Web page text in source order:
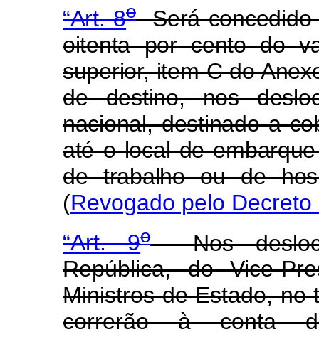
“Art. 8oSerá concedido
oitenta por cento do
superior, item C do
de destino, nos
nacional, destinado a
até o local de
de trabalho ou de
(Revogado pelo
“Art. 9oNos
República, do Vice-
Ministros de Estado, no
correrão à conta